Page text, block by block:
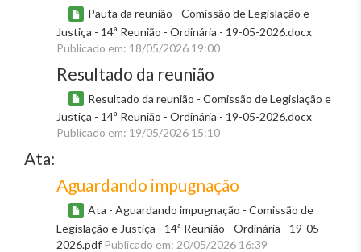
Pauta da reunião - Comissão de Legislação e
Justiça - 14ª Reunião - Ordinária - 19-05-2026.docx
Publicado em: 18/05/2026 19:00
Resultado da reunião
Resultado da reunião - Comissão de Legislação e
Justiça - 14ª Reunião - Ordinária - 19-05-2026.docx
Publicado em: 19/05/2026 15:10
Ata:
Aguardando impugnação
Ata - Aguardando impugnação - Comissão de
Legislação e Justiça - 14ª Reunião - Ordinária - 19-05-
2026.pdf Publicado em: 20/05/2026 16:39